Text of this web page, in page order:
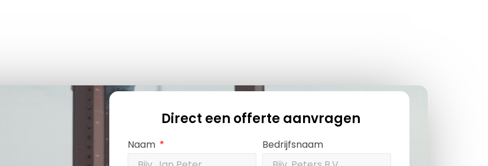
Direct een offerte aanvragen
Naam Bedrijfsnaam